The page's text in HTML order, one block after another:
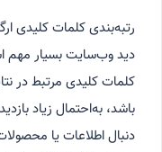
رتبه‌بندی کلمات کلیدی
دید وب‌سایت بسیار
کلمات کلیدی مرتبط در
باشد، به‌احتمال زیاد
دنبال اطلاعات یا